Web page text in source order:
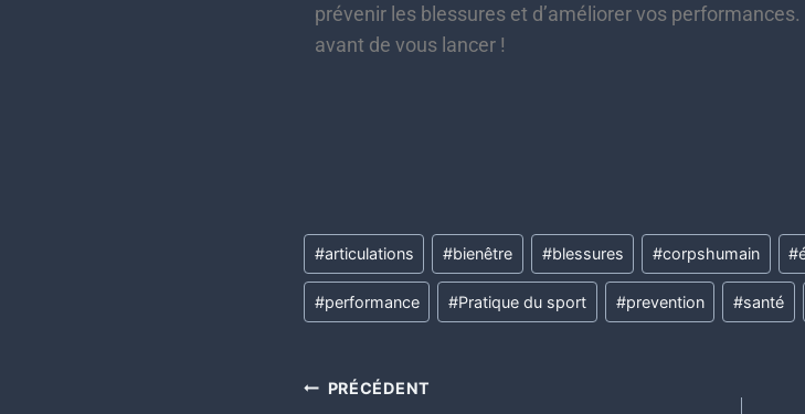
prévenir les blessures et d’améliorer vos
avant de vous lancer !
#articulations #bienêtre #blessures #corpshumain #
#performance #Pratique du sport #prevention #santé
PRÉCÉDENT